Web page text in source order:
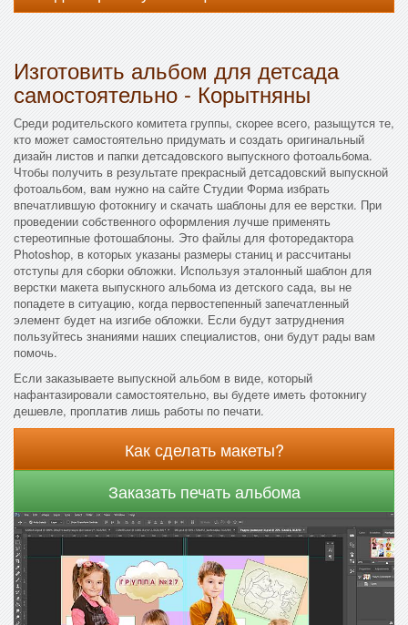
Изготовить альбом для детсада
самостоятельно - Корытняны
Среди родительского комитета группы, скорее всего, разыщутся те,
кто может самостоятельно придумать и создать оригинальный
дизайн листов и папки детсадовского выпускного фотоальбома.
Чтобы получить в результате прекрасный детсадовский выпускной
фотоальбом, вам нужно на сайте Студии Форма избрать
впечатлившую фотокнигу и скачать шаблоны для ее верстки. При
проведении собственного оформления лучше применять
стереотипные фотошаблоны. Это файлы для фоторедактора
Photoshop, в которых указаны размеры станиц и рассчитаны
отступы для сборки обложки. Используя эталонный шаблон для
верстки макета выпускного альбома из детского сада, вы не
попадете в ситуацию, когда первостепенный запечатленный
элемент будет на изгибе обложки. Если будут затруднения
пользуйтесь знаниями наших специалистов, они будут рады вам
помочь.
Если заказываете выпускной альбом в виде, который
нафантазировали самостоятельно, вы будете иметь фотокнигу
дешевле, проплатив лишь работы по печати.
Как сделать макеты?
Заказать печать альбома